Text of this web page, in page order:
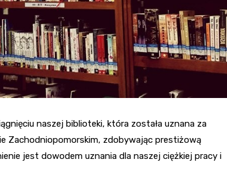
naszej biblioteki, która została uznana za
Zachodniopomorskim, zdobywając prestiżową
jest dowodem uznania dla naszej ciężkiej pracy i